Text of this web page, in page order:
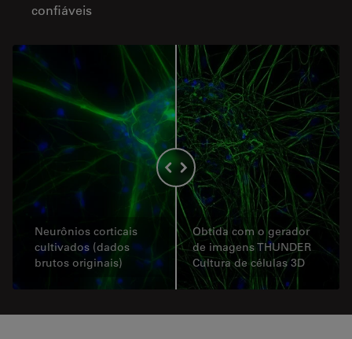
confiáveis
Neurônios corticais
cultivados (dados
brutos originais)
Obtida com o gerador
de imagens THUNDER
Cultura de células 3D